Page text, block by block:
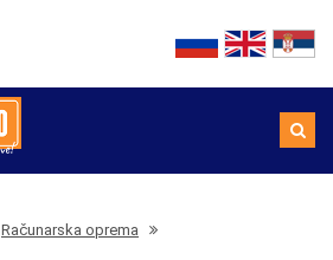
Računarska oprema